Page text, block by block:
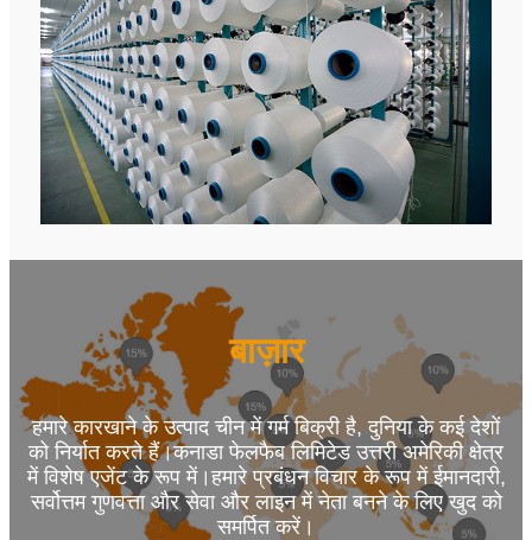
बाज़ार
हमारे कारखाने के उत्पाद चीन में गर्म बिक्री है, दुनिया के कई देशों
को निर्यात करते हैं।कनाडा फेलफैब लिमिटेड उत्तरी अमेरिकी क्षेत्र
में विशेष एजेंट के रूप में।हमारे प्रबंधन विचार के रूप में ईमानदारी,
सर्वोत्तम गुणवत्ता और सेवा और लाइन में नेता बनने के लिए खुद को
समर्पित करें।